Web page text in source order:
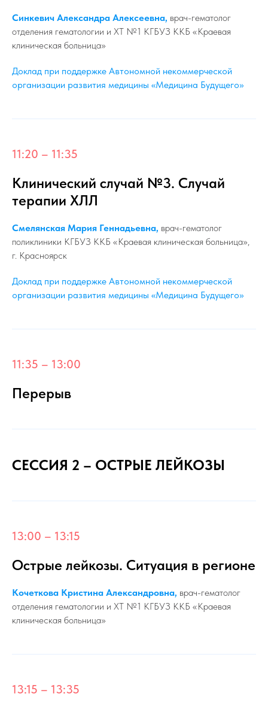
Синкевич Александра Алексеевна, врач-гематолог
отделения гематологии и ХТ №1 КГБУЗ ККБ «Краевая
клиническая больница»
Доклад при поддержке Автономной некоммерческой
организации развития медицины «Медицина Будущего»
11:20 – 11:35
Клинический случай №3. Случай
терапии ХЛЛ
Смелянская Мария Геннадьевна, врач-гематолог
поликлиники КГБУЗ ККБ «Краевая клиническая больница»,
г. Красноярск
Доклад при поддержке Автономной некоммерческой
организации развития медицины «Медицина Будущего»
11:35 – 13:00
Перерыв
СЕССИЯ 2 – ОСТРЫЕ ЛЕЙКОЗЫ
13:00 – 13:15
Острые лейкозы. Ситуация в регионе
Кочеткова Кристина Александровна, врач-гематолог
отделения гематологии и ХТ №1 КГБУЗ ККБ «Краевая
клиническая больница»
13:15 – 13:35